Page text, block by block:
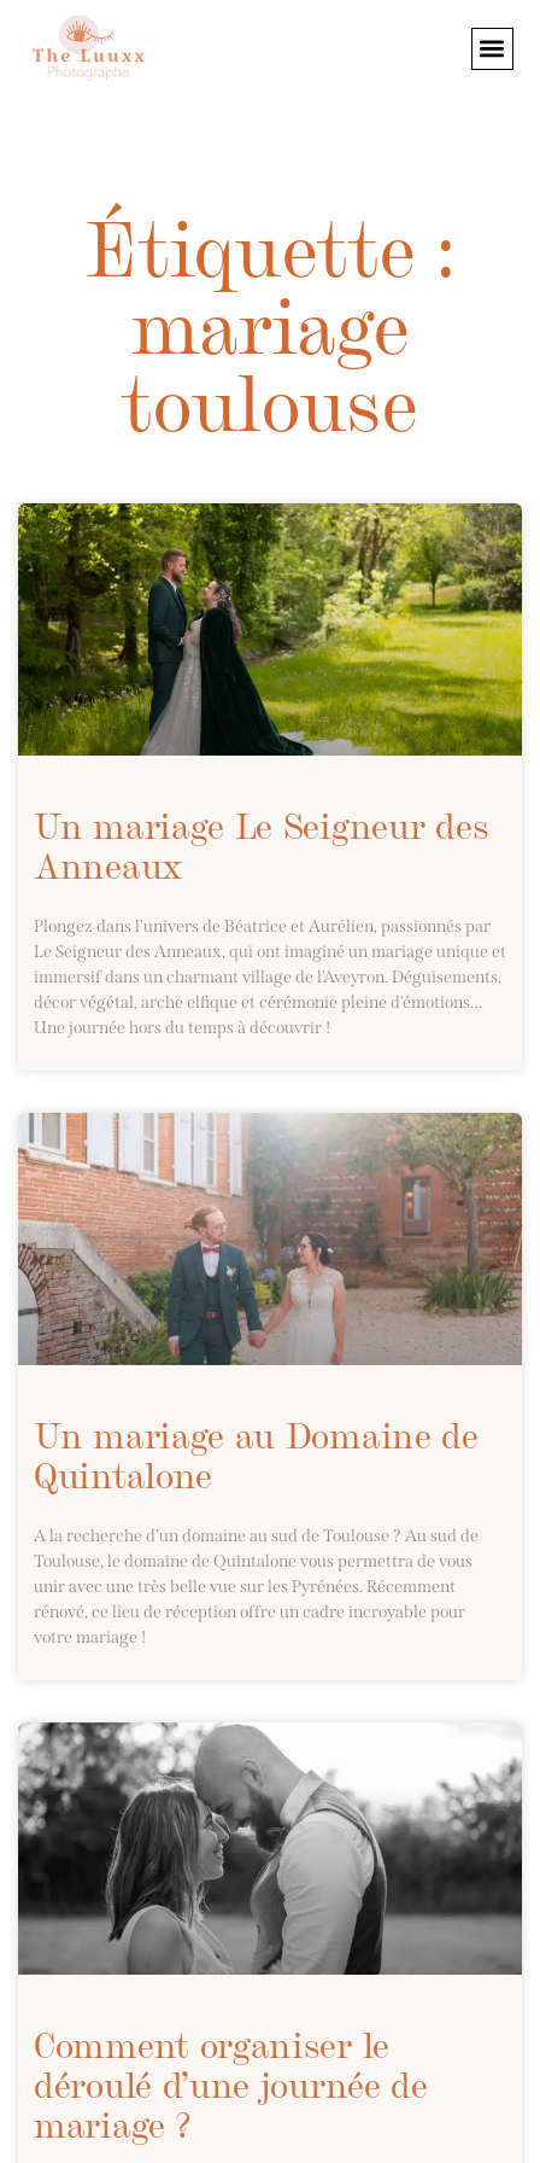
Étiquette :
mariage
toulouse
Un mariage Le Seigneur des
Anneaux
Plongez dans l’univers de Béatrice et Aurélien, passionnés par
Le Seigneur des Anneaux, qui ont imaginé un mariage unique et
immersif dans un charmant village de l’Aveyron. Déguisements,
décor végétal, arche elfique et cérémonie pleine d’émotions…
Une journée hors du temps à découvrir !
Un mariage au Domaine de
Quintalone
A la recherche d’un domaine au sud de Toulouse ? Au sud de
Toulouse, le domaine de Quintalone vous permettra de vous
unir avec une très belle vue sur les Pyrénées. Récemment
rénové, ce lieu de réception offre un cadre incroyable pour
votre mariage !
Comment organiser le
déroulé d’une journée de
mariage ?